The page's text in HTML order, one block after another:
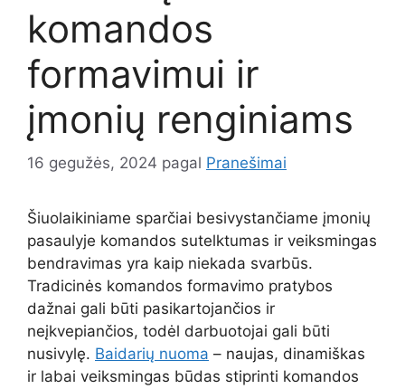
komandos
formavimui ir
įmonių renginiams
16 gegužės, 2024 pagal Pranešimai
Šiuolaikiniame sparčiai besivystančiame įmonių
pasaulyje komandos sutelktumas ir veiksmingas
bendravimas yra kaip niekada svarbūs.
Tradicinės komandos formavimo pratybos
dažnai gali būti pasikartojančios ir
neįkvepiančios, todėl darbuotojai gali būti
nusivylę. Baidarių nuoma – naujas, dinamiškas
ir labai veiksmingas būdas stiprinti komandos